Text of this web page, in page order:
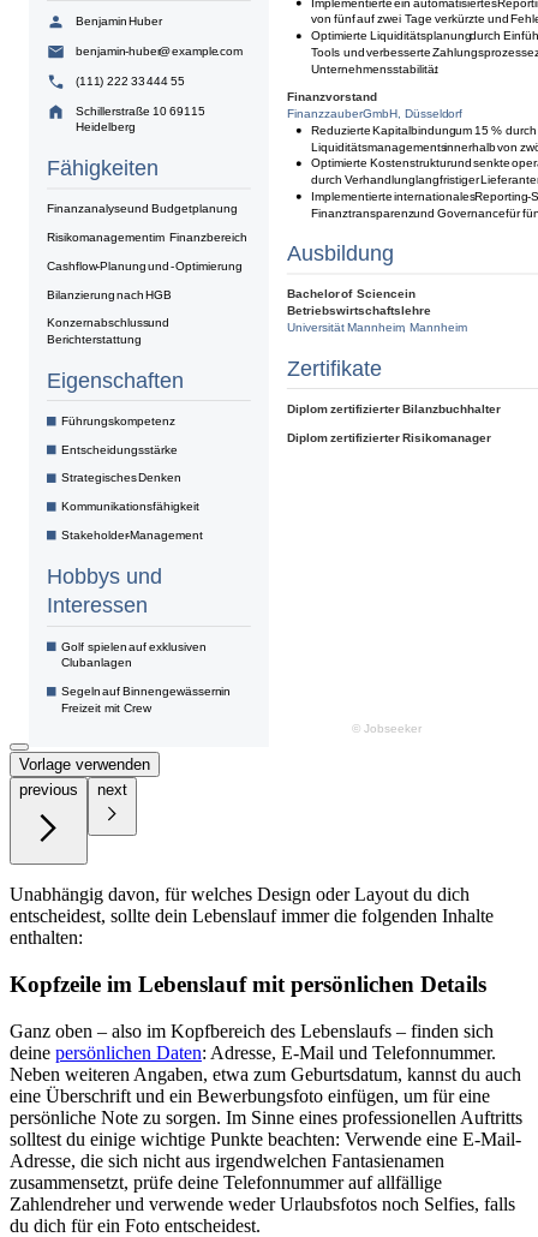
Vorlage verwenden
previous
next
Unabhängig davon, für welches Design oder Layout du dich
entscheidest, sollte dein Lebenslauf immer die folgenden Inhalte
enthalten:
Kopfzeile im Lebenslauf mit persönlichen Details
Ganz oben – also im Kopfbereich des Lebenslaufs – finden sich
deine persönlichen Daten: Adresse, E-Mail und Telefonnummer.
Neben weiteren Angaben, etwa zum Geburtsdatum, kannst du auch
eine Überschrift und ein Bewerbungsfoto einfügen, um für eine
persönliche Note zu sorgen. Im Sinne eines professionellen Auftritts
solltest du einige wichtige Punkte beachten: Verwende eine E-Mail-
Adresse, die sich nicht aus irgendwelchen Fantasienamen
zusammensetzt, prüfe deine Telefonnummer auf allfällige
Zahlendreher und verwende weder Urlaubsfotos noch Selfies, falls
du dich für ein Foto entscheidest.